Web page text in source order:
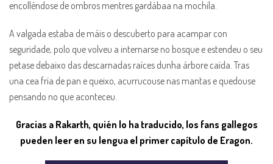
encolléndose de ombros mentres gardábaa na mochila.
A valgada estaba de máis o descuberto para acampar con
seguridade, polo que volveu a internarse no bosque e estendeu o seu
petase debaixo das descarnadas raíces dunha árbore caída. Tras
una cea fría de pan e queixo, acurrucouse nas mantas e quedouse
pensando no que aconteceu.
Gracias a Rakarth, quién lo ha traducido, los fans gallegos
pueden leer en su lengua el primer capítulo de Eragon.